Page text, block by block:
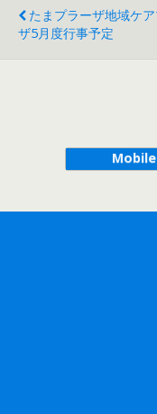
たまプラーザ地域ケア
ザ5月度行事予定
Mobile